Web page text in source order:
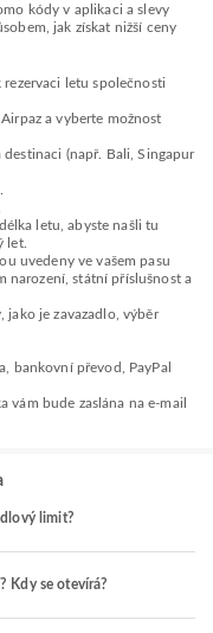
kódy v aplikaci a slevy
jak získat nižší ceny
letu společnosti
a vyberte možnost
(např. Bali, Singapur
letu, abyste našli tu
let.
uvedeny ve vašem pasu
narození, státní příslušnost a
je zavazadlo, výběr
bankovní převod, PayPal
vám bude zaslána na e-mail
limit?
Kdy se otevírá?